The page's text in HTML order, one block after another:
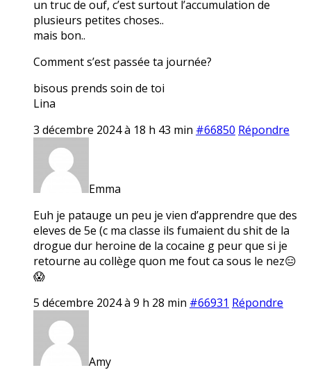
un truc de ouf, c’est surtout l’accumulation de
plusieurs petites choses..
mais bon..
Comment s’est passée ta journée?
bisous prends soin de toi
Lina
3 décembre 2024 à 18 h 43 min #66850 Répondre
Emma
Euh je patauge un peu je vien d’apprendre que des
eleves de 5e (c ma classe ils fumaient du shit de la
drogue dur heroine de la cocaine g peur que si je
retourne au collège quon me fout ca sous le nez😑
😱
5 décembre 2024 à 9 h 28 min #66931 Répondre
Amy